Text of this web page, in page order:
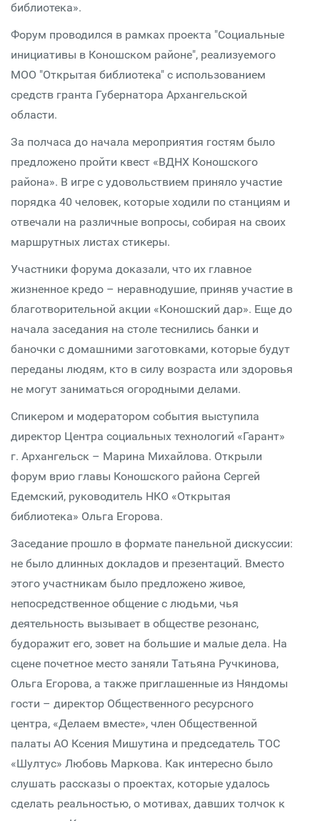
библиотека».
Форум проводился в рамках проекта "Социальные
инициативы в Коношском районе", реализуемого
МОО "Открытая библиотека" с использованием
средств гранта Губернатора Архангельской
области.
За полчаса до начала мероприятия гостям было
предложено пройти квест «ВДНХ Коношского
района». В игре с удовольствием приняло участие
порядка 40 человек, которые ходили по станциям и
отвечали на различные вопросы, собирая на своих
маршрутных листах стикеры.
Участники форума доказали, что их главное
жизненное кредо – неравнодушие, приняв участие в
благотворительной акции «Коношский дар». Еще до
начала заседания на столе теснились банки и
баночки с домашними заготовками, которые будут
переданы людям, кто в силу возраста или здоровья
не могут заниматься огородными делами.
Спикером и модератором события выступила
директор Центра социальных технологий «Гарант»
г. Архангельск – Марина Михайлова. Открыли
форум врио главы Коношского района Сергей
Едемский, руководитель НКО «Открытая
библиотека» Ольга Егорова.
Заседание прошло в формате панельной дискуссии:
не было длинных докладов и презентаций. Вместо
этого участникам было предложено живое,
непосредственное общение с людьми, чья
деятельность вызывает в обществе резонанс,
будоражит его, зовет на большие и малые дела. На
сцене почетное место заняли Татьяна Ручкинова,
Ольга Егорова, а также приглашенные из Няндомы
гости – директор Общественного ресурсного
центра, «Делаем вместе», член Общественной
палаты АО Ксения Мишутина и председатель ТОС
«Шултус» Любовь Маркова. Как интересно было
слушать рассказы о проектах, которые удалось
сделать реальностью, о мотивах, давших толчок к